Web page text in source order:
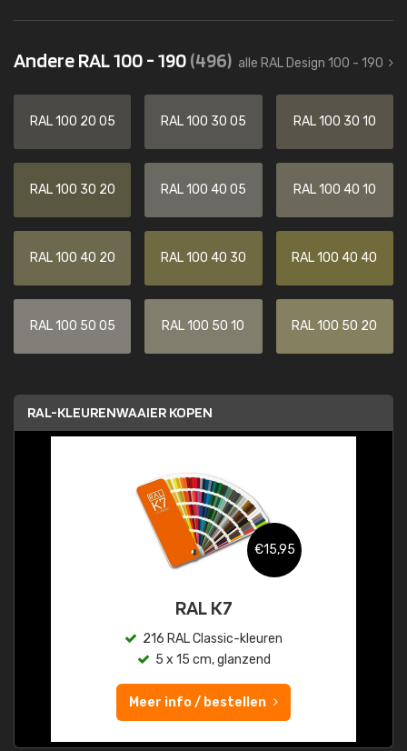
Andere RAL 100 - 190(496) alle RAL Design 100 - 190
RAL 100 20 05 RAL 100 30 05 RAL 100 30 10
RAL 100 30 20 RAL 100 40 05 RAL 100 40 10
RAL 100 40 20 RAL 100 40 30 RAL 100 40 40
RAL 100 50 05 RAL 100 50 10 RAL 100 50 20
RAL-KLEURENWAAIER KOPEN
€15,95
RAL K7
216 RAL Classic-kleuren
5 x 15 cm, glanzend
Meer info / bestellen